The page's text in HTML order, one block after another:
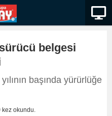
belgesi
başında yürürlüğe
kez okundu.